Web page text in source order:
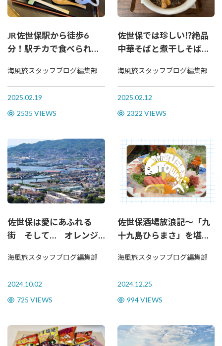
JR佐世保駅から徒歩6
分！駅チカで食べられる
海風旅スタッフブログ編集部
2025.02.19
2535 VIEWS
佐世保では珍しい⁉絶品
中華そばと煮干しそばの
海風旅スタッフブログ編集部
2025.02.12
2322 VIEWS
佐世保は愛にあふれる
街 そして… オレンジ
海風旅スタッフブログ編集部
2024.10.02
725 VIEWS
佐世保酒場放浪記～「九
十九島ひらまさ」を堪能
海風旅スタッフブログ編集部
2024.12.25
994 VIEWS